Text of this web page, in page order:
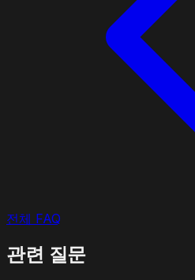
전체 FAQ
관련 질문